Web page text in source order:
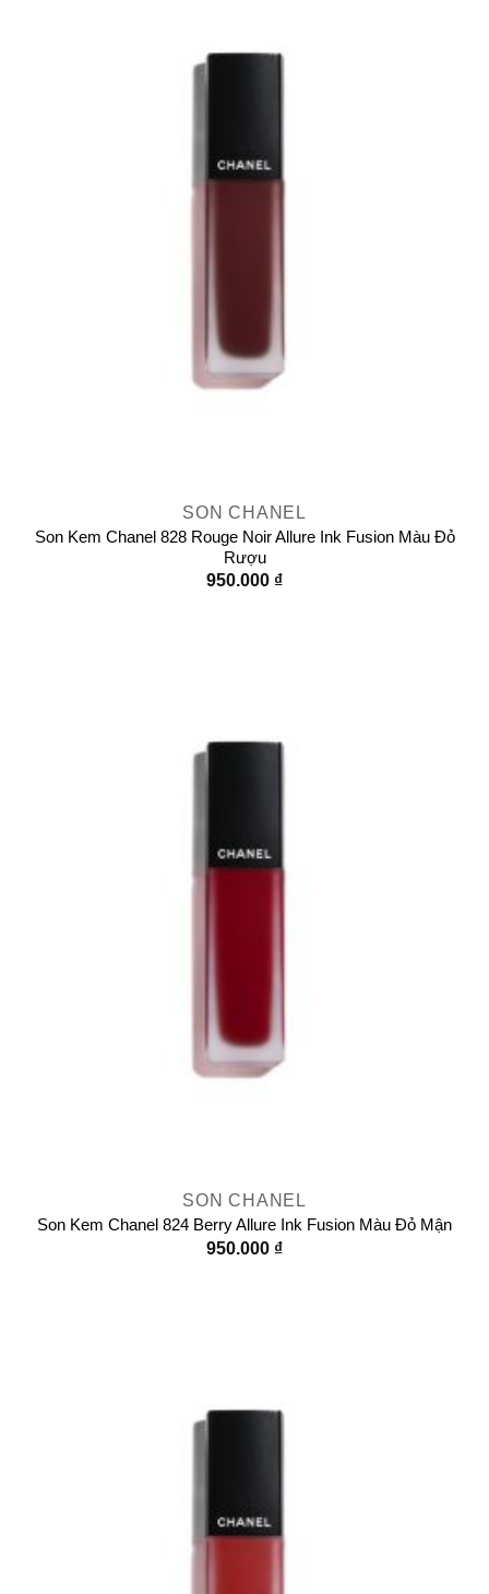
SON CHANEL
Son Kem Chanel 828 Rouge Noir Allure Ink Fusion Màu Đỏ
Rượu
950.000 ₫
SON CHANEL
Son Kem Chanel 824 Berry Allure Ink Fusion Màu Đỏ Mận
950.000 ₫